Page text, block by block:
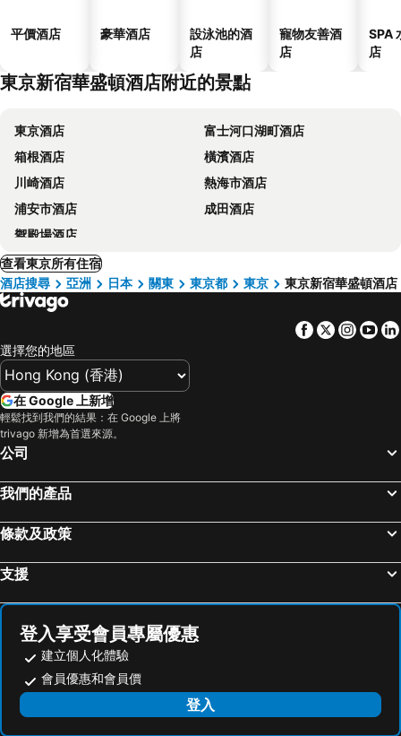
平價酒店 豪華酒店
設泳池的酒
店
寵物友善酒
店
SPA
店
東京新宿華盛頓酒店附近的景點
東京酒店
富士河口湖町酒店
箱根酒店
橫濱酒店
川崎酒店
熱海市酒店
浦安市酒店
成田酒店
禦殿場酒店
查看東京所有住宿
酒店搜尋
亞洲 日本 關東 東京都 東京 東京新宿華盛頓酒店
Facebook
Twitter
選擇您的地區
在 Google 上新增
輕鬆找到我們的結果：在 Google 上將
trivago 新增為首選來源。
公司
我們的產品
條款及政策
支援
登入享受會員專屬優惠
建立個人化體驗
會員優惠和會員價
登入